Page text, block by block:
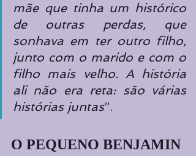
mãe que tinha um histórico
de outras perdas, que
sonhava em ter outro filho,
junto com o marido e com o
filho mais velho. A história
ali não era reta: são várias
histórias juntas”.
O PEQUENO BENJAMIN